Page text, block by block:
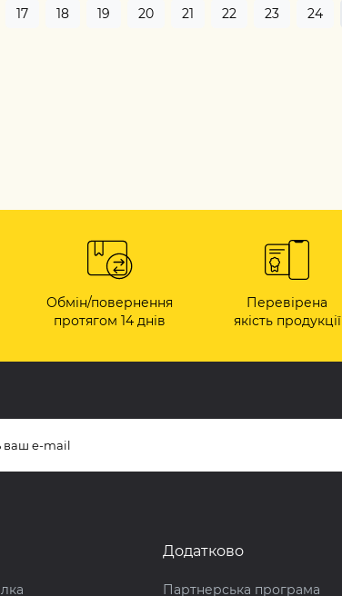
17 18 19 20 21 22 23 24
Обмін/повернення
протягом 14 днів
Перевірена
якість продукції
Додатково
Партнерська програма